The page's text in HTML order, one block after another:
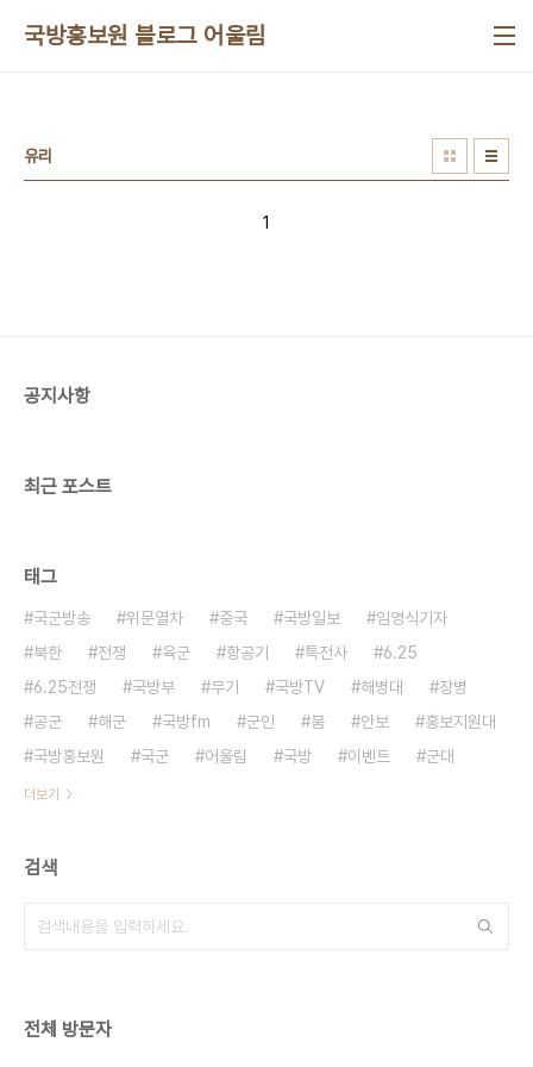
국방홍보원 블로그 어울림
유리
1
공지사항
최근 포스트
태그
국군방송 위문열차 중국 국방일보
임영식기자
북한
전쟁 육군 항공기 특전사
6.25
6.25전쟁
국방부 무기 국방TV 해병대
장병
공군
해군 국방fm 군인 붐 안보
홍보지원대
국방홍보원
국군 어울림 국방 이벤트 군대
더보기
검색
전체 방문자